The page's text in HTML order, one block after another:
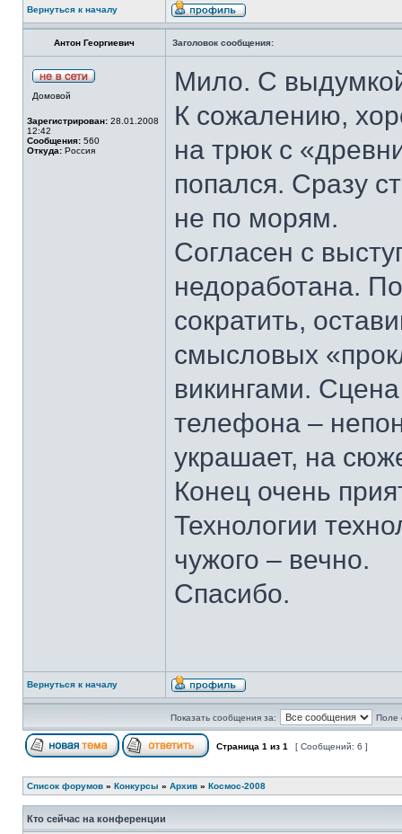
Вернуться к началу
Антон Георгиевич Заголовок сообщения:
Домовой
Зарегистрирован: 28.01.2008
12:42
Сообщения: 560
Откуда: Россия
Мило. С
К сожалению,
на трюк с
попался. Сразу
не по морям.
Согласен с
недоработана.
сократить,
смысловых
викингами.
телефона –
украшает, на
Конец очень
Технологии
чужого – вечно.
Спасибо.
Вернуться к началу
Показать сообщения за: Поле
Страница 1 из 1 [ Сообщений: 6 ]
Список форумов » Конкурсы » Архив » Космос-2008
Кто сейчас на конференции